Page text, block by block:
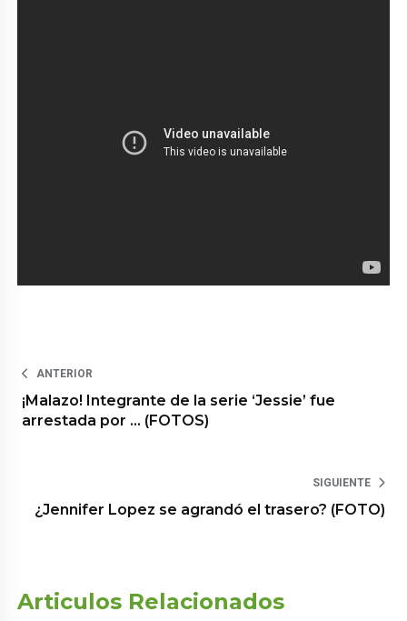
ANTERIOR
¡Malazo! Integrante de la serie ‘Jessie’ fue
arrestada por … (FOTOS)
SIGUIENTE
¿Jennifer Lopez se agrandó el trasero? (FOTO)
Articulos Relacionados